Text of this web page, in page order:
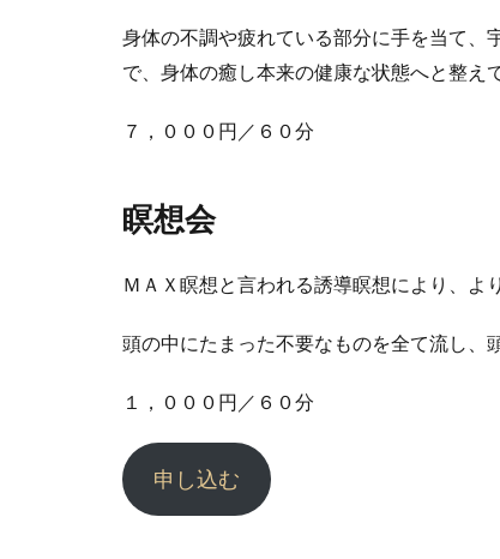
身体の不調や疲れている部分に手を当て、
で、身体の癒し本来の健康な状態へと整え
７，０００円／６０分
瞑想会
ＭＡＸ瞑想と言われる誘導瞑想により、よ
頭の中にたまった不要なものを全て流し、
１，０００円／６０分
申し込む